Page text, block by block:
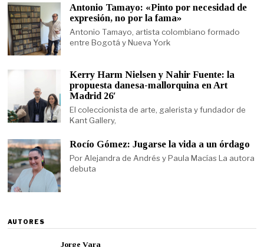
Antonio Tamayo: «Pinto por necesidad de
expresión, no por la fama»
Antonio Tamayo, artista colombiano formado
entre Bogotá y Nueva York
Kerry Harm Nielsen y Nahir Fuente: la
propuesta danesa-mallorquina en Art
Madrid 26′
El coleccionista de arte, galerista y fundador de
Kant Gallery,
Rocío Gómez: Jugarse la vida a un órdago
Por Alejandra de Andrés y Paula Macías La autora
debuta
AUTORES
Jorge Vara